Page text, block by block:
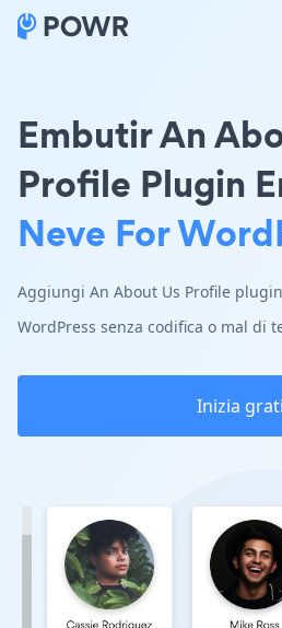
Embutir An
Profile Plugin
Neve For
Aggiungi An About Us Profile
WordPress senza codifica o mal di
Inizia